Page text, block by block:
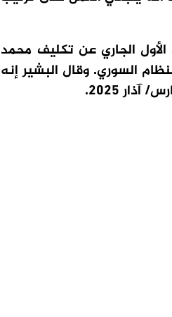
قد أعلنت في 10 ديسمبر/ كانون الأول الجاري عن تكليف محمد
السوري. وقال البشير إنه
2025.